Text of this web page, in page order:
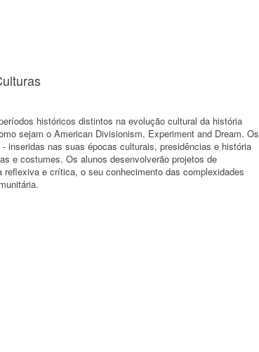
históricos distintos na evolução cultural da história
sejam o American Divisionism, Experiment and Dream. Os
inseridas nas suas épocas culturais, presidências e história
e costumes. Os alunos desenvolverão projetos de
e crítica, o seu conhecimento das complexidades